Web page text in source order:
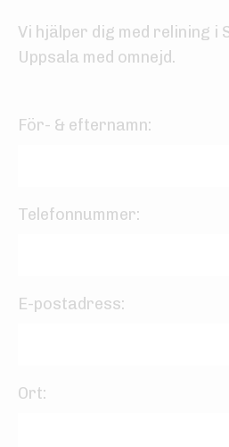
Vi hjälper dig med relining i
Uppsala med omnejd.
För- & efternamn:
Telefonnummer:
E-postadress:
Ort: